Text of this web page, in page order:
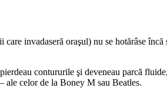
invadaseră oraşul) nu se hotărâse încă
contururile şi deveneau parcă
ale celor de la Boney M sau Beatles.